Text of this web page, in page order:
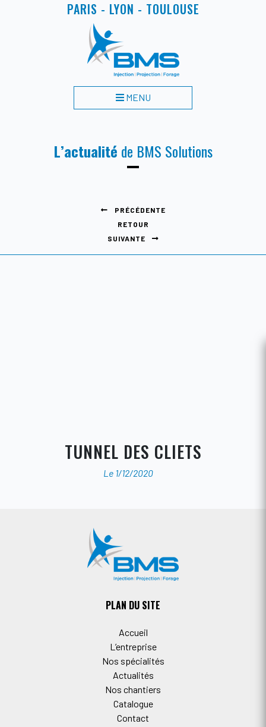
PARIS - LYON - TOULOUSE
MENU
L’actualité de BMS Solutions
PRÉCÉDENTE
RETOUR
SUIVANTE
TUNNEL DES CLIETS
Le 1/12/2020
PLAN DU SITE
Accueil
L’entreprise
Nos spécialités
Actualités
Nos chantiers
Catalogue
Contact